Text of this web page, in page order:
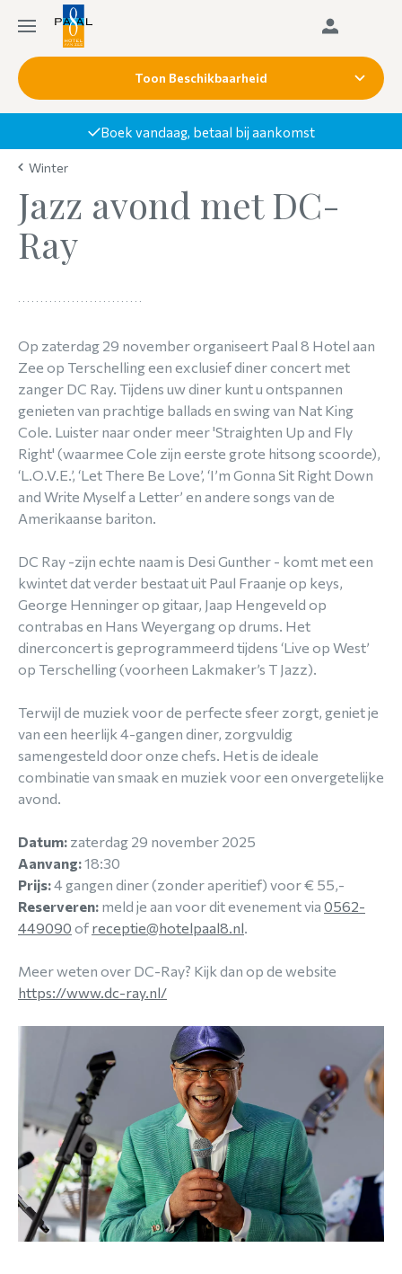
Toon Beschikbaarheid
Boek vandaag, betaal bij aankomst
Winter
Jazz avond met DC-
Ray
Op zaterdag 29 november organiseert Paal 8 Hotel aan
Zee op Terschelling een exclusief diner concert met
zanger DC Ray. Tijdens uw diner kunt u ontspannen
genieten van prachtige ballads en swing van Nat King
Cole. Luister naar onder meer 'Straighten Up and Fly
Right' (waarmee Cole zijn eerste grote hitsong scoorde),
‘L.O.V.E.’, ‘Let There Be Love’, ‘I’m Gonna Sit Right Down
and Write Myself a Letter’ en andere songs van de
Amerikaanse bariton.
DC Ray -zijn echte naam is Desi Gunther - komt met een
kwintet dat verder bestaat uit Paul Fraanje op keys,
George Henninger op gitaar, Jaap Hengeveld op
contrabas en Hans Weyergang op drums. Het
dinerconcert is geprogrammeerd tijdens ‘Live op West’
op Terschelling (voorheen Lakmaker’s T Jazz).
Terwijl de muziek voor de perfecte sfeer zorgt, geniet je
van een heerlijk 4-gangen diner, zorgvuldig
samengesteld door onze chefs. Het is de ideale
combinatie van smaak en muziek voor een onvergetelijke
avond.
Datum: zaterdag 29 november 2025
Aanvang:18:30
Prijs:4 gangen diner (zonder aperitief) voor € 55,-
Reserveren: meld je aan voor dit evenement via 0562-
449090 of receptie@hotelpaal8.nl.
Meer weten over DC-Ray? Kijk dan op de website
https://www.dc-ray.nl/